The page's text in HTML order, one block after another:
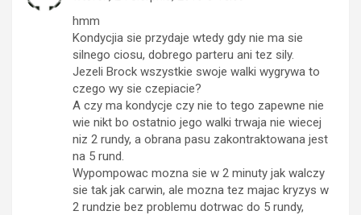
hmm
Kondycjia sie przydaje wtedy gdy nie ma sie
silnego ciosu, dobrego parteru ani tez sily.
Jezeli Brock wszystkie swoje walki wygrywa to
czego wy sie czepiacie?
A czy ma kondycje czy nie to tego zapewne nie
wie nikt bo ostatnio jego walki trwaja nie wiecej
niz 2 rundy, a obrana pasu zakontraktowana jest
na 5 rund.
Wypompowac mozna sie w 2 minuty jak walczy
sie tak jak carwin, ale mozna tez majac kryzys w
2 rundzie bez problemu dotrwac do 5 rundy,